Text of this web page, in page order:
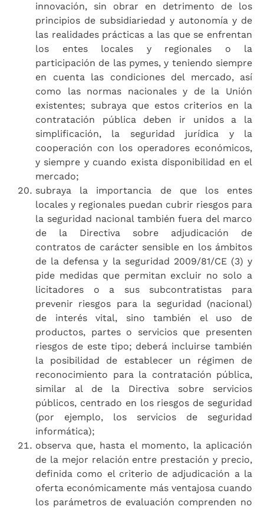
innovación, sin obrar en detrimento de los
principios de subsidiariedad y autonomía y de
las realidades prácticas a las que se enfrentan
los entes locales y regionales o la
participación de las pymes, y teniendo siempre
en cuenta las condiciones del mercado, así
como las normas nacionales y de la Unión
existentes; subraya que estos criterios en la
contratación pública deben ir unidos a la
simplificación, la seguridad jurídica y la
cooperación con los operadores económicos,
y siempre y cuando exista disponibilidad en el
mercado;
subraya la importancia de que los entes
locales y regionales puedan cubrir riesgos para
la seguridad nacional también fuera del marco
de la Directiva sobre adjudicación de
contratos de carácter sensible en los ámbitos
de la defensa y la seguridad 2009/81/CE (3) y
pide medidas que permitan excluir no solo a
licitadores o a sus subcontratistas para
prevenir riesgos para la seguridad (nacional)
de interés vital, sino también el uso de
productos, partes o servicios que presenten
riesgos de este tipo; deberá incluirse también
la posibilidad de establecer un régimen de
reconocimiento para la contratación pública,
similar al de la Directiva sobre servicios
públicos, centrado en los riesgos de seguridad
(por ejemplo, los servicios de seguridad
informática);
observa que, hasta el momento, la aplicación
de la mejor relación entre prestación y precio,
definida como el criterio de adjudicación a la
oferta económicamente más ventajosa cuando
los parámetros de evaluación comprenden no